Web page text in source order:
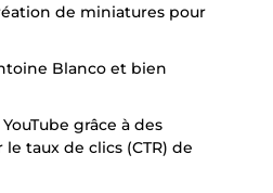
de miniatures pour
Blanco et bien
grâce à des
taux de clics (CTR) de